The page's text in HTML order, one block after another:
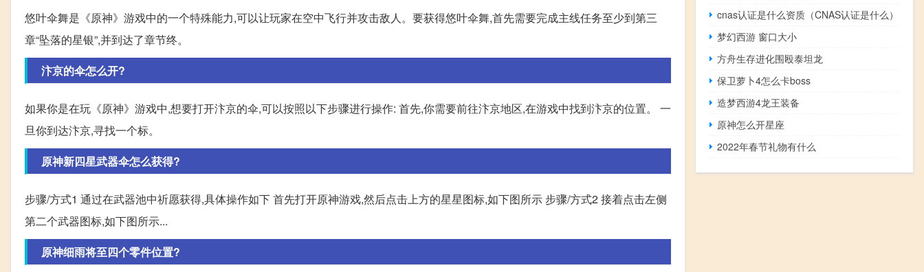
悠叶伞舞是《原神》游戏中的一个特殊能力,可以让玩家在空中飞行并攻击敌人。要获得悠叶伞舞,首先需要完成主线任务至少到第三
章“坠落的星银”,并到达了章节终。
汴京的伞怎么开?
如果你是在玩《原神》游戏中,想要打开汴京的伞,可以按照以下步骤进行操作: 首先,你需要前往汴京地区,在游戏中找到汴京的位置。 一
旦你到达汴京,寻找一个标。
原神新四星武器伞怎么获得?
步骤/方式1 通过在武器池中祈愿获得,具体操作如下 首先打开原神游戏,然后点击上方的星星图标,如下图所示 步骤/方式2 接着点击左侧
第二个武器图标,如下图所示...
原神细雨将至四个零件位置?
cnas认证是什么资质（CNAS认证是什么）
梦幻西游 窗口大小
方舟生存进化围殴泰坦龙
保卫萝卜4怎么卡boss
造梦西游4龙王装备
原神怎么开星座
2022年春节礼物有什么